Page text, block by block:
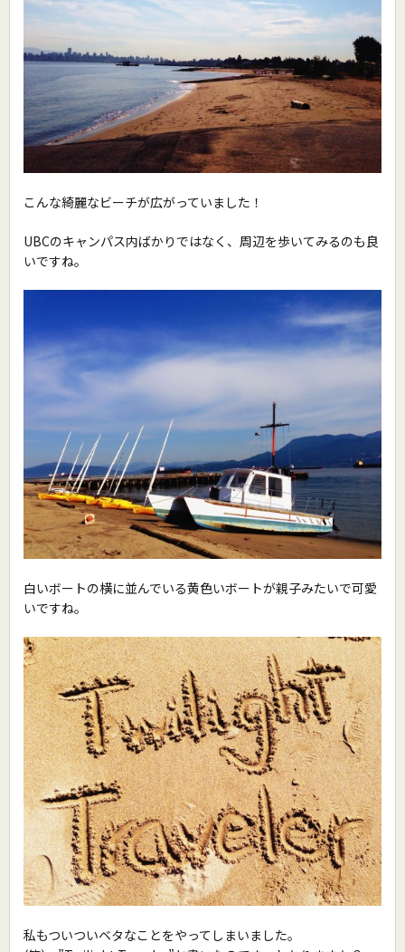
こんな綺麗なビーチが広がっていました！
UBCのキャンパス内ばかりではなく、周辺を歩いてみるのも良
いですね。
白いボートの横に並んでいる黄色いボートが親子みたいで可愛
いですね。
私もついついベタなことをやってしまいました。